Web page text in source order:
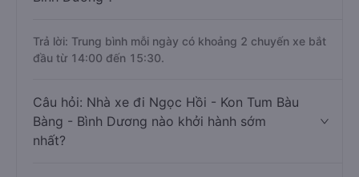
Trả lời: Trung bình mỗi ngày có khoảng 2 chuyến xe bắt
đầu từ 14:00 đến 15:30.
Câu hỏi: Nhà xe đi Ngọc Hồi - Kon Tum Bàu
Bàng - Bình Dương nào khởi hành sớm
nhất?